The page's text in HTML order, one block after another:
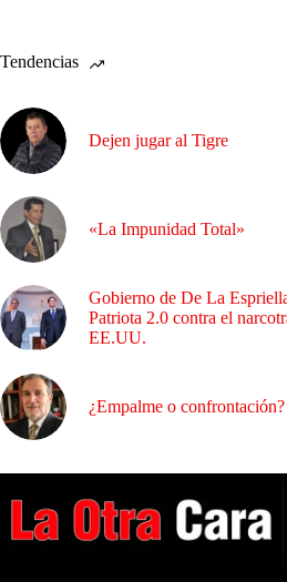
Tendencias
Dejen jugar al Tigre
«La Impunidad Total»
Gobierno de De La
Patriota 2.0 contra el
EE.UU.
¿Empalme o confrontación?